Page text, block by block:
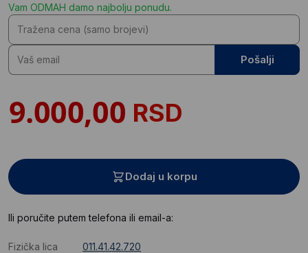
Vam ODMAH damo najbolju ponudu.
Pošalji
RSD
Dodaj u korpu
Ili poručite putem telefona ili email-a:
Fizička lica
011.41.42.720